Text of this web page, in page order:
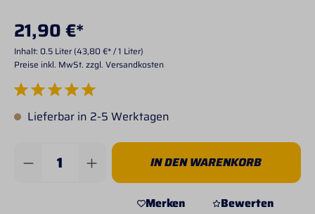
21,90 €*
Inhalt: 0.5 Liter (43,80 €* / 1 Liter)
Preise inkl. MwSt. zzgl. Versandkosten
Durchschnittliche Bewertung von 5 von 5 Sternen
Lieferbar in 2-5 Werktagen
Produkt Anzahl: Gib den gewünschten
IN DEN WARENKORB
Merken
Bewerten